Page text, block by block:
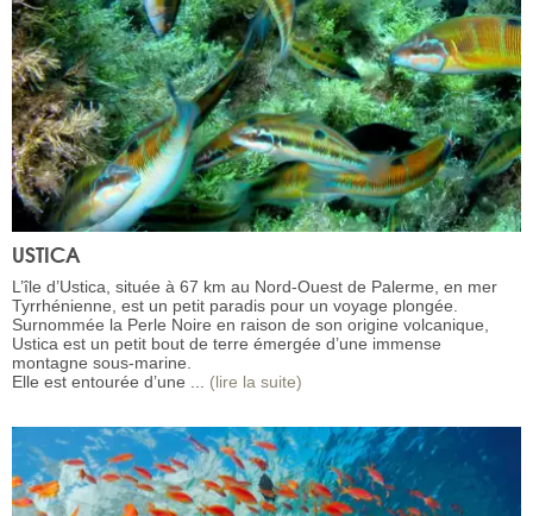
USTICA
L’île d’Ustica, située à 67 km au Nord-Ouest de Palerme, en mer
Tyrrhénienne, est un petit paradis pour un voyage plongée.
Surnommée la Perle Noire en raison de son origine volcanique,
Ustica est un petit bout de terre émergée d’une immense
montagne sous-marine.
Elle est entourée d’une ... (lire la suite)